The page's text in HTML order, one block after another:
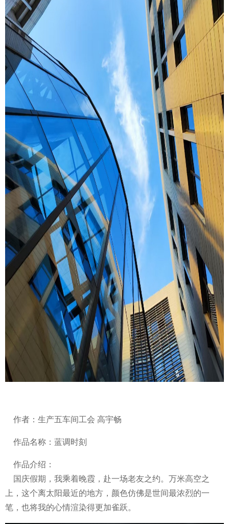
作者：生产五车间工会 高宇畅
作品名称：蓝调时刻
作品介绍：
国庆假期，我乘着晚霞，赴一场老友之约。万米高空之
上，这个离太阳最近的地方，颜色仿佛是世间最浓烈的一
笔，也将我的心情渲染得更加雀跃。